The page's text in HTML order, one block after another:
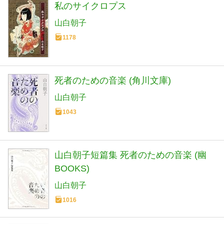
私のサイクロプス
山白朝子
1178
死者のための音楽 (角川文庫)
山白朝子
1043
山白朝子短篇集 死者のための音楽 (幽
BOOKS)
山白朝子
1016